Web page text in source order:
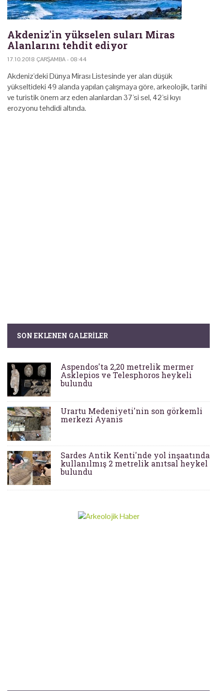
Akdeniz'in yükselen suları Miras
Alanlarını tehdit ediyor
17.10.2018 ÇARŞAMBA - 08:44
Akdeniz'deki Dünya Mirası Listesinde yer alan düşük
yükseltideki 49 alanda yapılan çalışmaya göre, arkeolojik, tarihi
ve turistik önem arz eden alanlardan 37'si sel, 42'si kıyı
erozyonu tehdidi altında.
SON EKLENEN GALERILER
Aspendos'ta 2,20 metrelik mermer
Asklepios ve Telesphoros heykeli
bulundu
Urartu Medeniyeti'nin son görkemli
merkezi Ayanis
Sardes Antik Kenti'nde yol inşaatında
kullanılmış 2 metrelik anıtsal heykel
bulundu